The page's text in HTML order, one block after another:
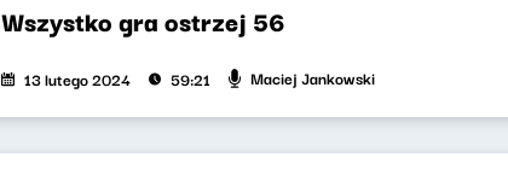
Wszystko gra ostrzej 56
13 lutego 2024 59:21 Maciej Jankowski